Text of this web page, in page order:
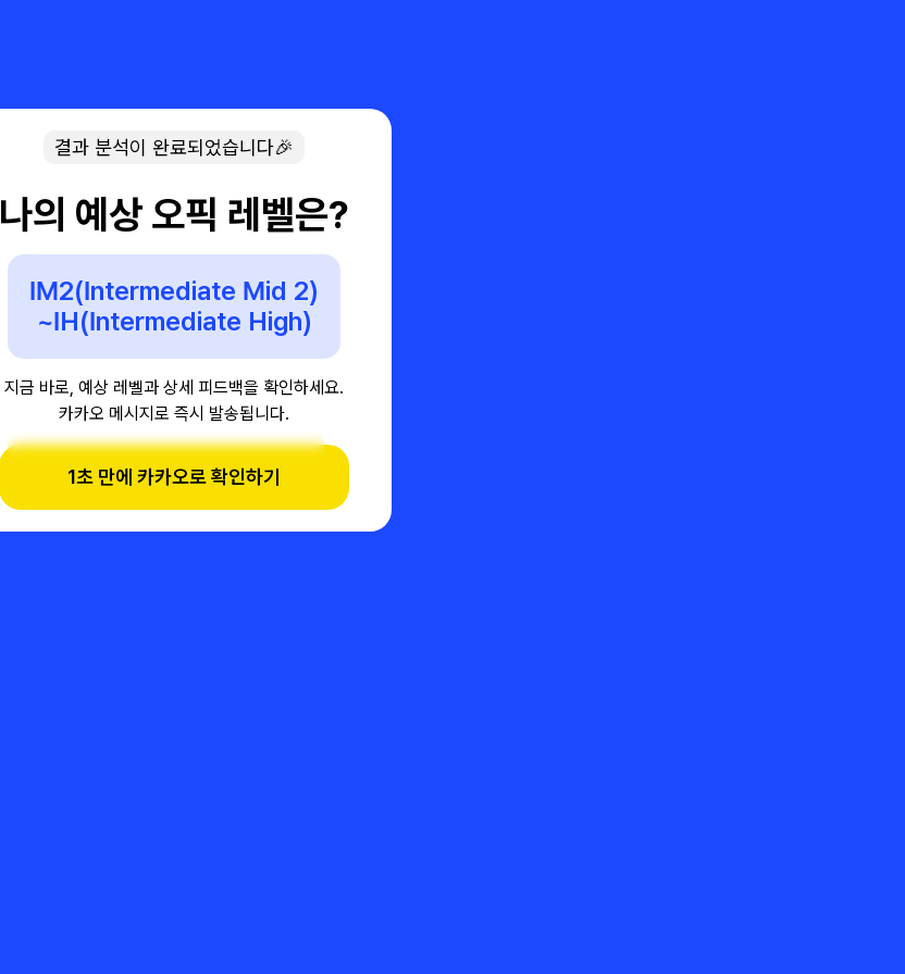
결과 분석이 완료되었습니다🎉
나의 예상 오픽 레벨은?
IM2(Intermediate Mid 2)
~IH(Intermediate High)
지금 바로, 예상 레벨과 상세 피드백을 확인하세요.
카카오 메시지로 즉시 발송됩니다.
1초 만에 카카오로 확인하기